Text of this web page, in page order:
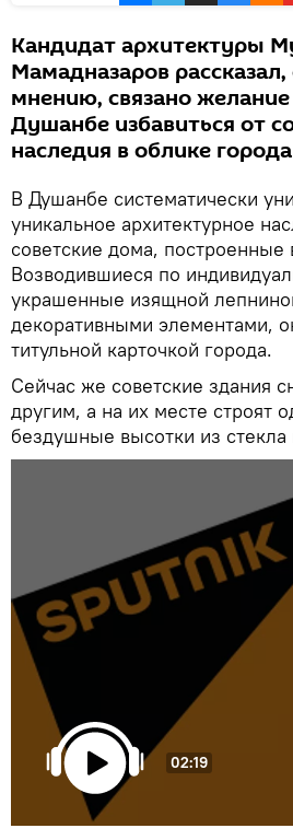
Кандидат архитектуры
Мамадназаров
мнению, связано желание
Душанбе избавиться от
наследия в облике города
В Душанбе систематически
уникальное архитектурное
советские дома, построенные
Возводившиеся по
украшенные изящной
декоративными элементами,
титульной карточкой города.
Сейчас же советские здания
другим, а на их месте строят
бездушные высотки из стекла
02:19